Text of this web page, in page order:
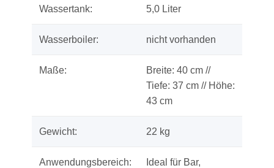
Wassertank: 5,0 Liter
Wasserboiler: nicht vorhanden
Maße:
Breite: 40 cm //
Tiefe: 37 cm // Höhe:
43 cm
Gewicht: 22 kg
Anwendungsbereich:
Ideal für Bar,